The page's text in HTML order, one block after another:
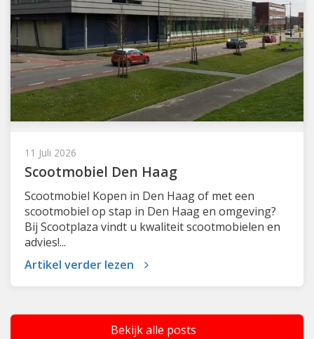
11 Juli 2026
Scootmobiel Den Haag
Scootmobiel Kopen in Den Haag of met een
scootmobiel op stap in Den Haag en omgeving?
Bij Scootplaza vindt u kwaliteit scootmobielen en
advies!...
Artikel verder lezen
Bekijk alle posts